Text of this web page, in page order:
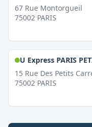
67 Rue Montorgueil
75002 PARIS
U Express PARIS
15 Rue Des Petits
75002 PARIS